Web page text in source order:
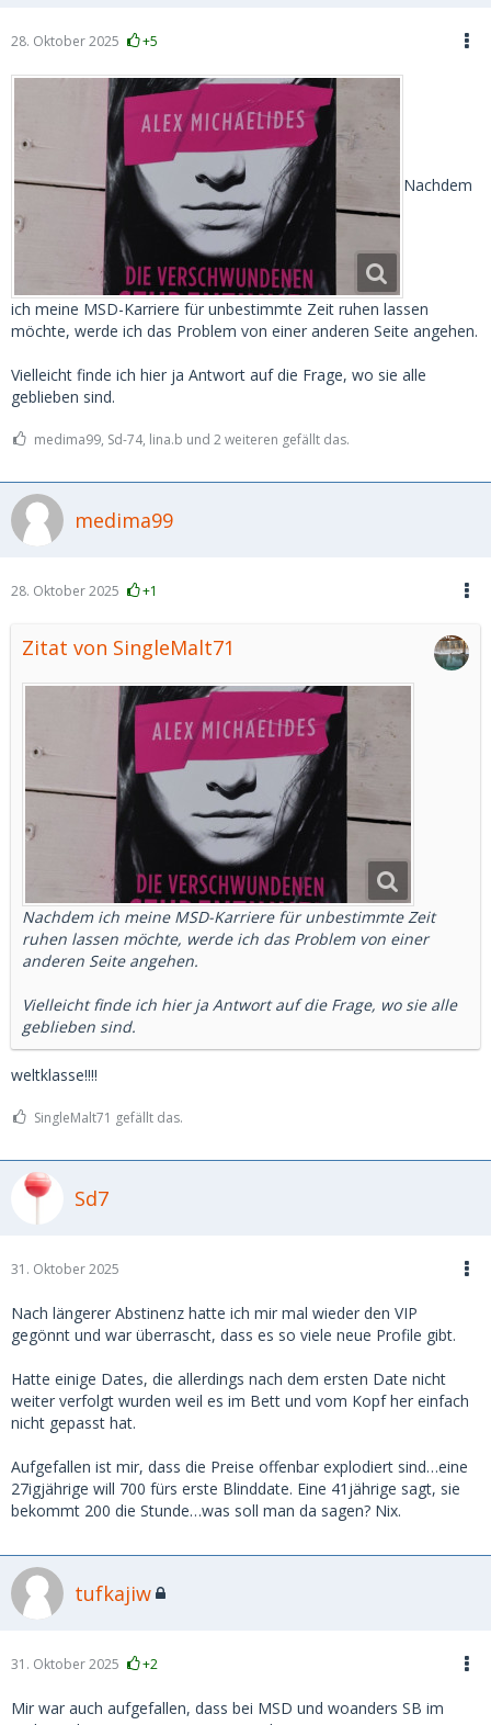
28. Oktober 2025 +5
Nachdem
ich meine MSD-Karriere für unbestimmte Zeit ruhen lassen
möchte, werde ich das Problem von einer anderen Seite angehen.
Vielleicht finde ich hier ja Antwort auf die Frage, wo sie alle
geblieben sind.
medima99, Sd-74, lina.b und 2 weiteren gefällt das.
medima99
28. Oktober 2025 +1
Zitat von SingleMalt71
Nachdem ich meine MSD-Karriere für unbestimmte Zeit
ruhen lassen möchte, werde ich das Problem von einer
anderen Seite angehen.
Vielleicht finde ich hier ja Antwort auf die Frage, wo sie alle
geblieben sind.
weltklasse!!!!
SingleMalt71 gefällt das.
Sd7
31. Oktober 2025
Nach längerer Abstinenz hatte ich mir mal wieder den VIP
gegönnt und war überrascht, dass es so viele neue Profile gibt.
Hatte einige Dates, die allerdings nach dem ersten Date nicht
weiter verfolgt wurden weil es im Bett und vom Kopf her einfach
nicht gepasst hat.
Aufgefallen ist mir, dass die Preise offenbar explodiert sind…eine
27igjährige will 700 fürs erste Blinddate. Eine 41jährige sagt, sie
bekommt 200 die Stunde…was soll man da sagen? Nix.
tufkajiw
31. Oktober 2025 +2
Mir war auch aufgefallen, dass bei MSD und woanders SB im